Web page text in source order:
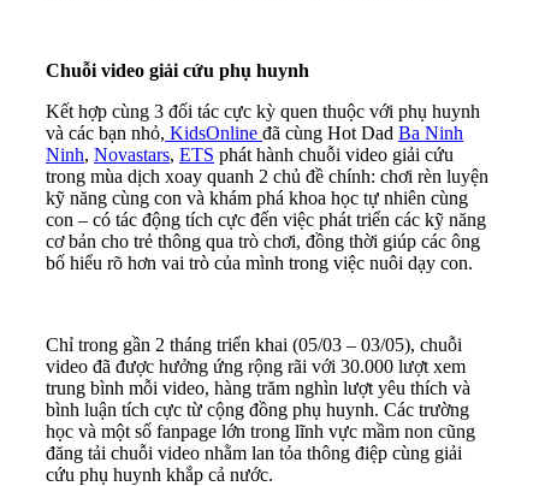
Chuỗi video giải cứu phụ huynh
Kết hợp cùng 3 đối tác cực kỳ quen thuộc với phụ huynh
và các bạn nhỏ, KidsOnline đã cùng Hot Dad Ba Ninh
Ninh, Novastars, ETS phát hành chuỗi video giải cứu
trong mùa dịch xoay quanh 2 chủ đề chính: chơi rèn luyện
kỹ năng cùng con và khám phá khoa học tự nhiên cùng
con – có tác động tích cực đến việc phát triển các kỹ năng
cơ bản cho trẻ thông qua trò chơi, đồng thời giúp các ông
bố hiểu rõ hơn vai trò của mình trong việc nuôi dạy con.
Chỉ trong gần 2 tháng triển khai (05/03 – 03/05), chuỗi
video đã được hưởng ứng rộng rãi với 30.000 lượt xem
trung bình mỗi video, hàng trăm nghìn lượt yêu thích và
bình luận tích cực từ cộng đồng phụ huynh. Các trường
học và một số fanpage lớn trong lĩnh vực mầm non cũng
đăng tải chuỗi video nhằm lan tỏa thông điệp cùng giải
cứu phụ huynh khắp cả nước.